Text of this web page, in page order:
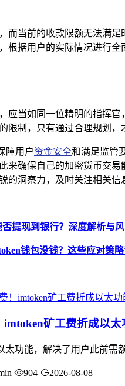
而当前的收款限额无法满
根据用户的实际情况进行
应当如同一位精明的指挥
限制，只有通过合理规划
障用户资金安全和满足监管
来确保自己的加密货币交
的洞察力，及时关注相关
提现到银行？深度解析与
钱包没钱？这些应对策
矿工费折成以太
太功能，解决了用户此前
904 2026-08-08